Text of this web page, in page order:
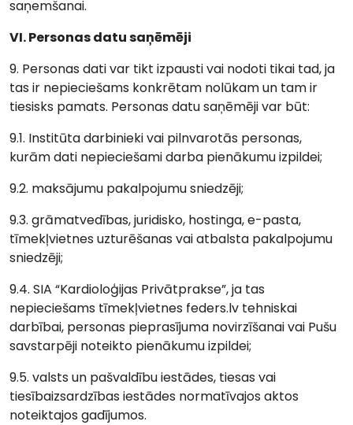
saņemšanai.
VI. Personas datu saņēmēji
9. Personas dati var tikt izpausti vai nodoti tikai tad, ja
tas ir nepieciešams konkrētam nolūkam un tam ir
tiesisks pamats. Personas datu saņēmēji var būt:
9.1. Institūta darbinieki vai pilnvarotās personas,
kurām dati nepieciešami darba pienākumu izpildei;
9.2. maksājumu pakalpojumu sniedzēji;
9.3. grāmatvedības, juridisko, hostinga, e-pasta,
tīmekļvietnes uzturēšanas vai atbalsta pakalpojumu
sniedzēji;
9.4. SIA “Kardioloģijas Privātprakse”, ja tas
nepieciešams tīmekļvietnes feders.lv tehniskai
darbībai, personas pieprasījuma novirzīšanai vai Pušu
savstarpēji noteikto pienākumu izpildei;
9.5. valsts un pašvaldību iestādes, tiesas vai
tiesībaizsardzības iestādes normatīvajos aktos
noteiktajos gadījumos.